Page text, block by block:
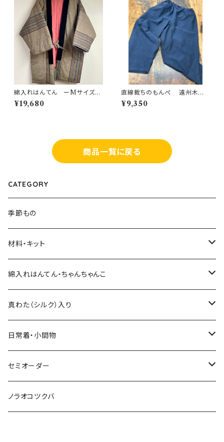
綿入れはんてん ーMサイズ
ー 館林木綿
¥19,680
直線裁ちのもんぺ 遠州木
綿 紺無地 M
¥9,350
商品一覧に戻る
CATEGORY
季節もの
材料・キット
綿入れキット
真わた（絹）の綿入れキット
わた・その他材料など
その他のキット
もんぺ
型紙、つくり方
綿入れはんてん・ちゃんちゃんこ
はんてん
ちゃんちゃんこ
綿入れ小物
真わた（シルク）入り
ひざ掛け、マフラー
日常着・小間物
まっすぐの服・エプロン
もんぺ
セミオーダー
綿入れはんてん・ちゃんちゃんこ
ノラオコツクバ